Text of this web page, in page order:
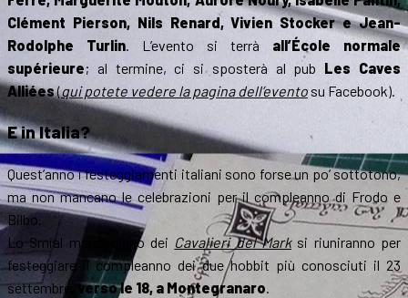
Clément Pierson, Nils Renard, Vivien Stocker e Jean-
Rodolphe Turlin . L’evento si terrà all’École normale
supérieure; al termine, ci si sposterà al pub Les Caves
Alliées(qui potete vedere la pagina dell’evento su Facebook).
E in Italia?
Quest’anno i festeggiamenti italiani sono forse un po’ sottotono,
ma non mancano le celebrazioni per il compleanno di Frodo e
Bilbo.
Lo Smial marchigiano dei Cavalieri del Marksi riuniranno per
festeggiare il compleanno dei due hobbit più conosciuti il 23
settembre,
verso le 18, a Montegranaro.